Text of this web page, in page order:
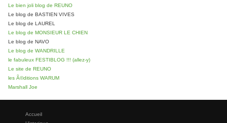
Le bien joli blog de REUNO
Le blog de BASTIEN VIVES
Le blog de LAUREL
Le blog de MONSIEUR LE CHIEN
Le blog de NAVO
Le blog de WANDRILLE
le fabuleux FESTIBLOG !!! (allez-y)
Le site de REUNO
les Ã©ditions WARUM
Marshall Joe
Accueil